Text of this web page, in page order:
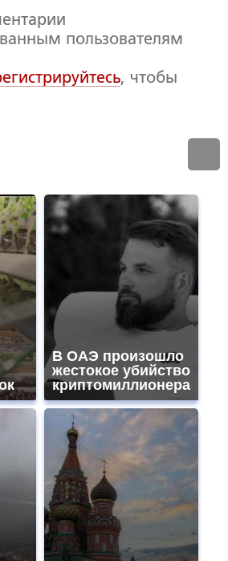
пользователям
, чтобы
В ОАЭ произошло
жестокое убийство
криптомиллионера